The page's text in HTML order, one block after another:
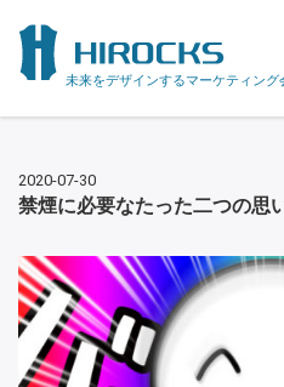
未来をデザインするマーケティング
2020-07-30
禁煙に必要なたった二つの思